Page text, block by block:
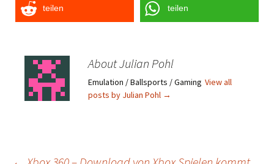
teilen teilen
About Julian Pohl
Emulation / Ballsports / Gaming View all
posts by Julian Pohl →